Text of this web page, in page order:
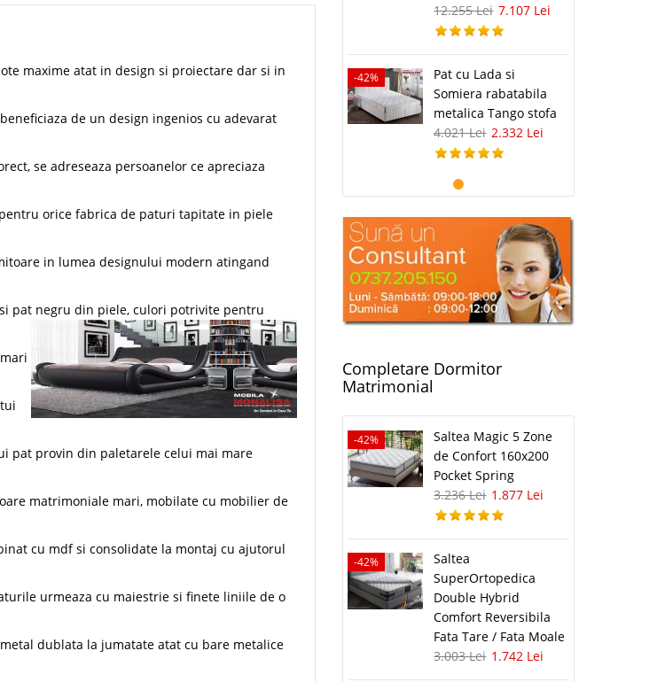
maxime atat in design si proiectare dar si in
de un design ingenios cu adevarat
se adreseaza persoanelor ce apreciaza
orice fabrica de paturi tapitate in piele
in lumea designului modern atingand
pat negru din piele, culori potrivite pentru
pat provin din paletarele celui mai mare
matrimoniale mari, mobilate cu mobilier de
cu mdf si consolidate la montaj cu ajutorul
urmeaza cu maiestrie si finete liniile de o
dublata la jumatate atat cu bare metalice
12.255 Lei 7.107 Lei
-42%
Pat cu Lada si
Somiera rabatabila
metalica Tango stofa
4.021 Lei 2.332 Lei
Completare Dormitor
Matrimonial
-42%
Saltea Magic 5 Zone
de Confort 160x200
Pocket Spring
3.236 Lei 1.877 Lei
-42%
Saltea
SuperOrtopedica
Double Hybrid
Comfort Reversibila
Fata Tare / Fata Moale
3.003 Lei 1.742 Lei